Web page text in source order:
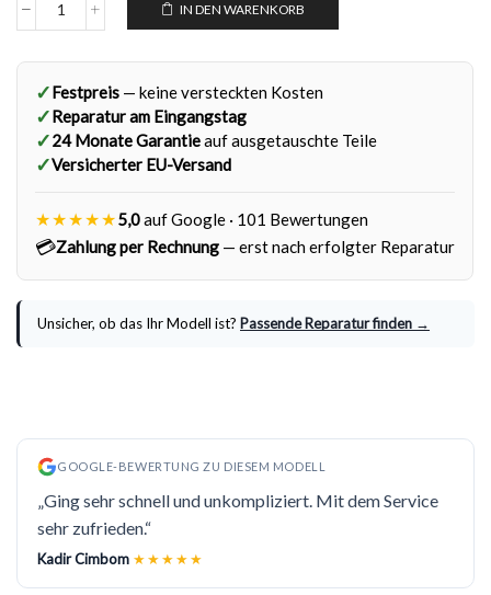
IN DEN WARENKORB
✓Festpreis — keine versteckten Kosten
✓Reparatur am Eingangstag
✓24 Monate Garantieauf ausgetauschte Teile
✓Versicherter EU-Versand
★★★★★5,0auf Google · 101 Bewertungen
💳Zahlung per Rechnung — erst nach erfolgter Reparatur
Unsicher, ob das Ihr Modell ist? Passende Reparatur finden →
GOOGLE-BEWERTUNG ZU DIESEM MODELL
„Ging sehr schnell und unkompliziert. Mit dem Service
sehr zufrieden.“
Kadir Cimbom ★★★★★